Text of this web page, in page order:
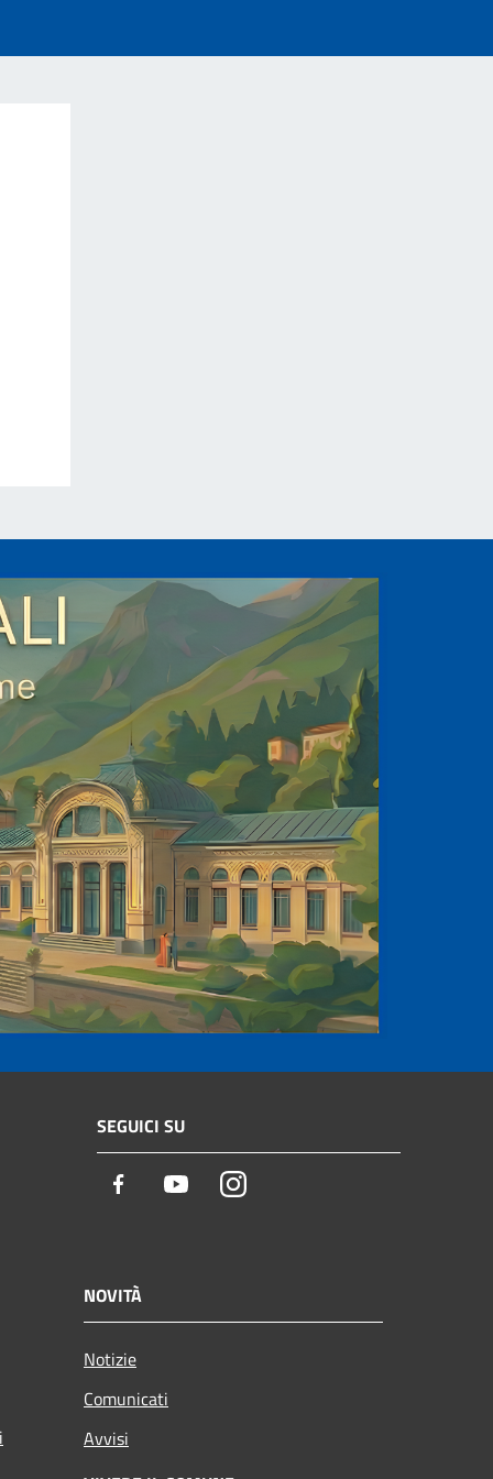
SEGUICI SU
Facebook YoutubeInstagram
NOVITÀ
Notizie
Comunicati
Avvisi